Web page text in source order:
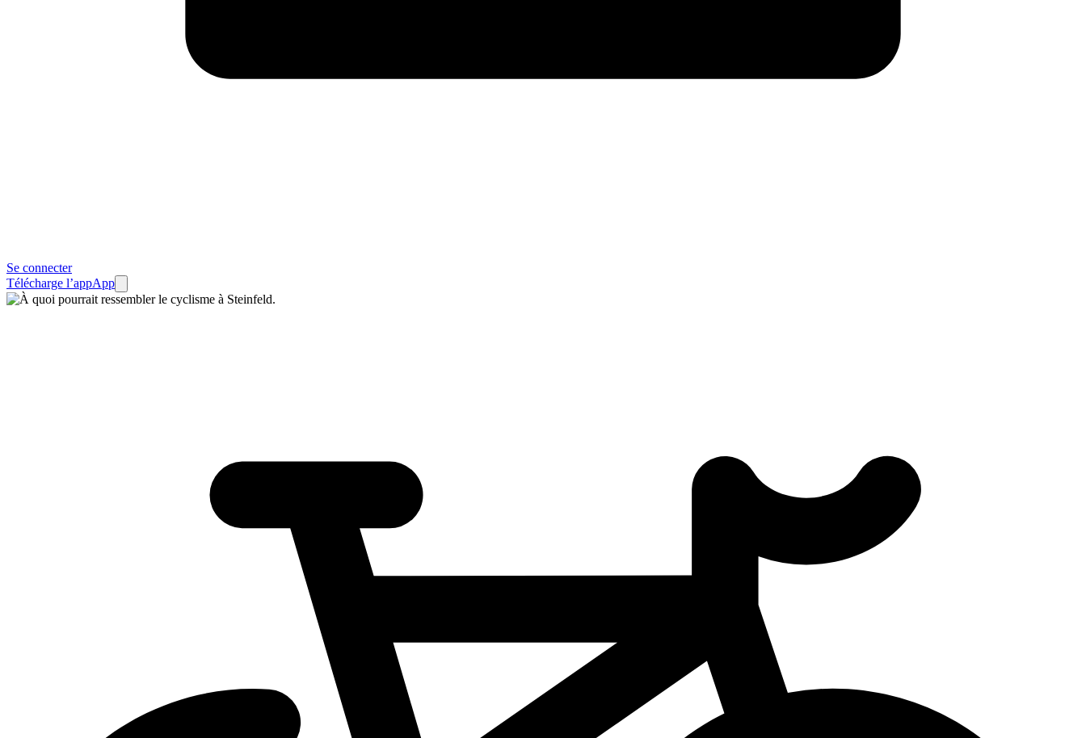
Se connecter
Télécharge l’appApp